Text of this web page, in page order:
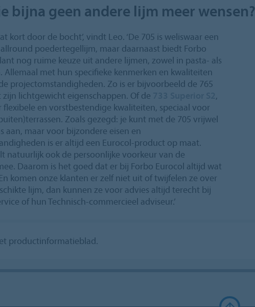
bijna geen andere lijm meer wensen?
kort door de bocht’, vindt Leo. ‘De 705 is weliswaar een
poedertegellijm, maar daarnaast biedt Forbo
nog ruime keuze uit andere lijmen, zowel in pasta- als
Allemaal met hun specifieke kenmerken en kwaliteiten
projectomstandigheden. Zo is er bijvoorbeeld de 765
zijn lichtgewicht eigenschappen. Of de
,
flexibele en vorstbestendige kwaliteiten, speciaal voor
Zoals gezegd: je kunt met de 705 vrijwel
aan, maar voor bijzondere eisen en
is er altijd een Eurocol-product op maat.
natuurlijk ook de persoonlijke voorkeur van de
Daarom is het goed dat er bij Forbo Eurocol altijd wat
komen onze klanten er zelf niet uit of twijfelen ze over
lijm, dan kunnen ze voor advies altijd terecht bij
of hun Technisch-commercieel adviseur.’
productinformatieblad.